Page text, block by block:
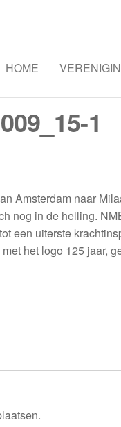
HOME
1
Amsterdam naar
nog in de helling.
een uiterste
het logo 125 jaar,